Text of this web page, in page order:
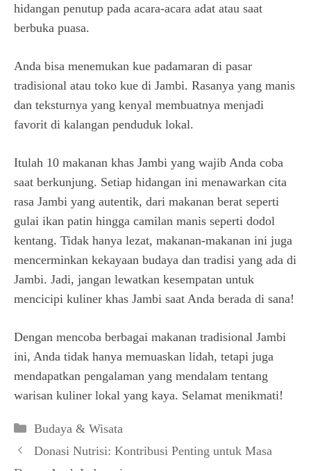
hidangan penutup pada acara-acara adat atau saat
berbuka puasa.
Anda bisa menemukan kue padamaran di pasar
tradisional atau toko kue di Jambi. Rasanya yang manis
dan teksturnya yang kenyal membuatnya menjadi
favorit di kalangan penduduk lokal.
Itulah 10 makanan khas Jambi yang wajib Anda coba
saat berkunjung. Setiap hidangan ini menawarkan cita
rasa Jambi yang autentik, dari makanan berat seperti
gulai ikan patin hingga camilan manis seperti dodol
kentang. Tidak hanya lezat, makanan-makanan ini juga
mencerminkan kekayaan budaya dan tradisi yang ada di
Jambi. Jadi, jangan lewatkan kesempatan untuk
mencicipi kuliner khas Jambi saat Anda berada di sana!
Dengan mencoba berbagai makanan tradisional Jambi
ini, Anda tidak hanya memuaskan lidah, tetapi juga
mendapatkan pengalaman yang mendalam tentang
warisan kuliner lokal yang kaya. Selamat menikmati!
Kategori
Budaya & Wisata
Donasi Nutrisi: Kontribusi Penting untuk Masa